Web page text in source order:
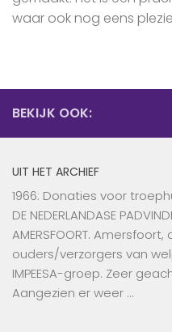
waar ook nog eens
BEKIJK OOK:
UIT HET ARCHIEF
1966: Donaties voor
DE NEDERLANDASE
AMERSFOORT.
ouders/verzorgers van
IMPEESA-groep. Zeer
Aangezien er weer …